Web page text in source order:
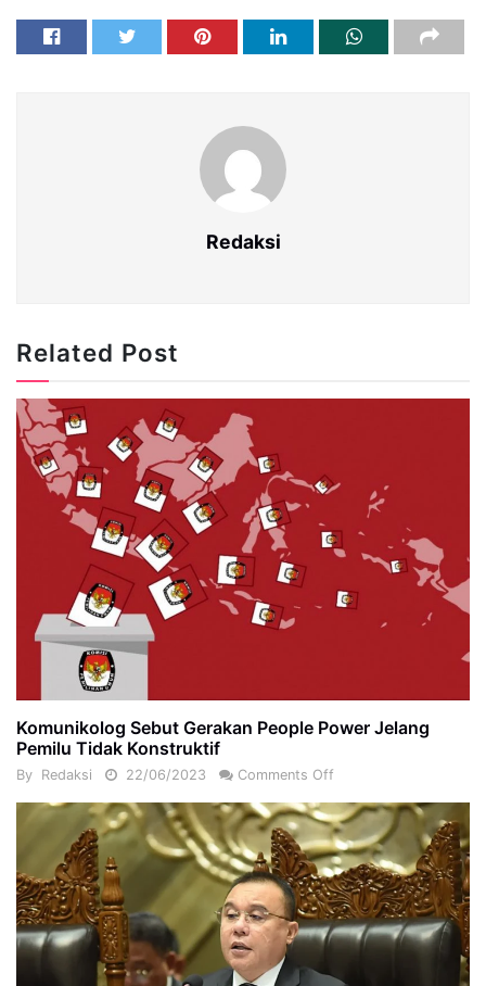
Redaksi
Related Post
Komunikolog Sebut Gerakan People Power Jelang
Pemilu Tidak Konstruktif
By Redaksi 22/06/2023 Comments Off